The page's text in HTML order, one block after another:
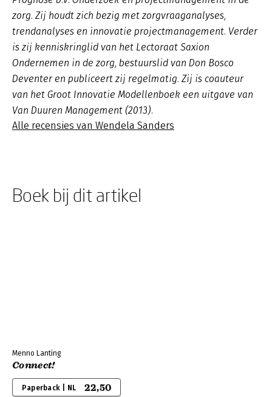
zorg. Zij houdt zich bezig met zorgvraaganalyses,
trendanalyses en innovatie projectmanagement. Verder
is zij kenniskringlid van het Lectoraat Saxion
Ondernemen in de zorg, bestuurslid van Don Bosco
Deventer en publiceert zij regelmatig. Zij is coauteur
van het Groot Innovatie Modellenboek een uitgave van
Van Duuren Management (2013).
Alle recensies van Wendela Sanders
Boek bij dit artikel
Menno Lanting
Connect!
Paperback | NL 22,50